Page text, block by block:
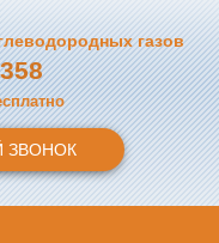
газов
ЗВОНОК